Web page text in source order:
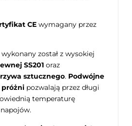
CE wymagany przez
został z wysokiej
SS201 oraz
sztucznego. Podwójne
próżni pozwalają przez długi
temperaturę